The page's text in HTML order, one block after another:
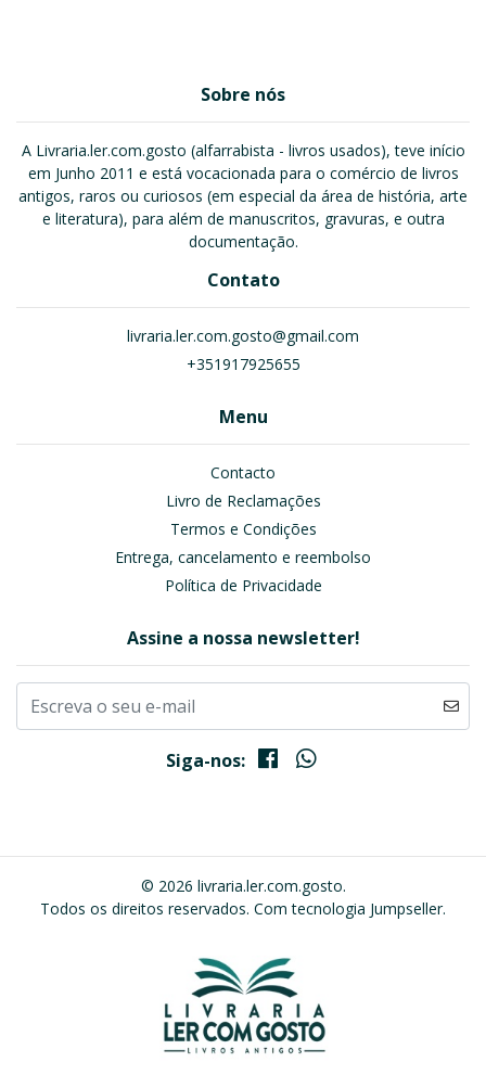
Sobre nós
A Livraria.ler.com.gosto (alfarrabista - livros usados), teve início
em Junho 2011 e está vocacionada para o comércio de livros
antigos, raros ou curiosos (em especial da área de história, arte
e literatura), para além de manuscritos, gravuras, e outra
documentação.
Contato
livraria.ler.com.gosto@gmail.com
+351917925655
Menu
Contacto
Livro de Reclamações
Termos e Condições
Entrega, cancelamento e reembolso
Política de Privacidade
Assine a nossa newsletter!
Siga-nos:
© 2026 livraria.ler.com.gosto.
Todos os direitos reservados. Com tecnologia Jumpseller.